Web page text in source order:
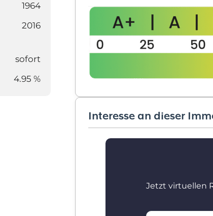
1964
2016
sofort
4.95 %
Interesse an dieser
Jetzt virtuellen